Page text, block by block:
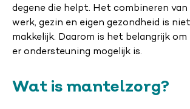
degene die helpt. Het combineren
werk, gezin en eigen gezondheid is
makkelijk. Daarom is het belangrijk
er ondersteuning mogelijk is.
Wat is mantelzorg?